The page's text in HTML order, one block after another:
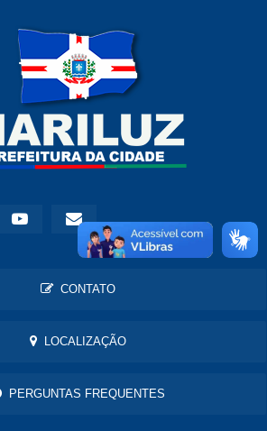
CONTATO
LOCALIZAÇÃO
PERGUNTAS FREQUENTES